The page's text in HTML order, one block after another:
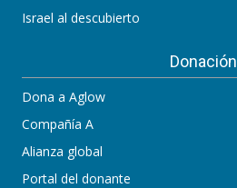
Israel al descubierto
Donación
Dona a Aglow
Compañía A
Alianza global
Portal del donante